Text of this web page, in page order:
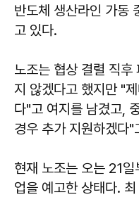
반도체 생산라인 가동
고 있다.
노조는 협상 결렬 직후
지 않겠다고 했지만 "
다"고 여지를 남겼고,
경우 추가 지원하겠다"
현재 노조는 오는 21
업을 예고한 상태다.